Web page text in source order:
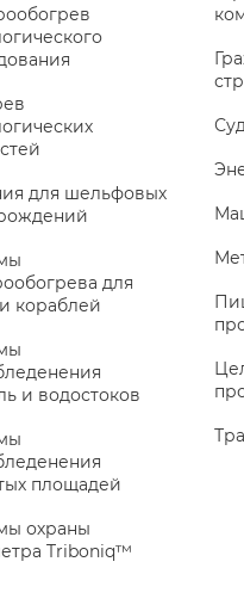
для шельфовых
для
кораблей
и водостоков
площадей
охраны
Triboniq™